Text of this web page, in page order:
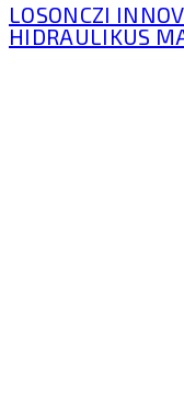
LOSONCZI
HIDRAULIKUS